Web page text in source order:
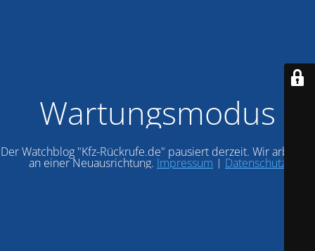
Wartungsmodus
Der Watchblog "Kfz-Rückrufe.de" pausiert derzeit. Wir arbeiten
an einer Neuausrichtung. Impressum | Datenschutz